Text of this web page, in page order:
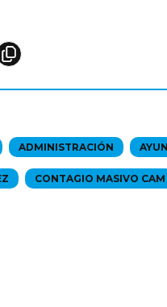
ADMINISTRACIÓN
CONTAGIO MASIVO CAM